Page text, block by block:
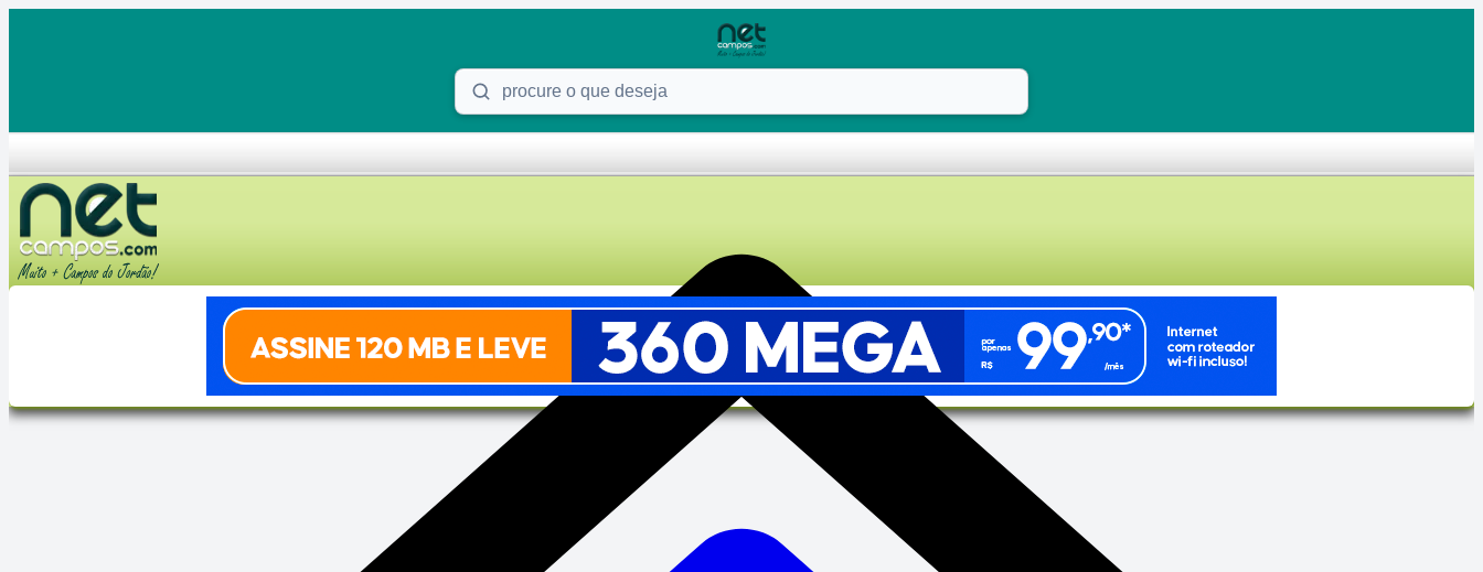
Procure o que deseja